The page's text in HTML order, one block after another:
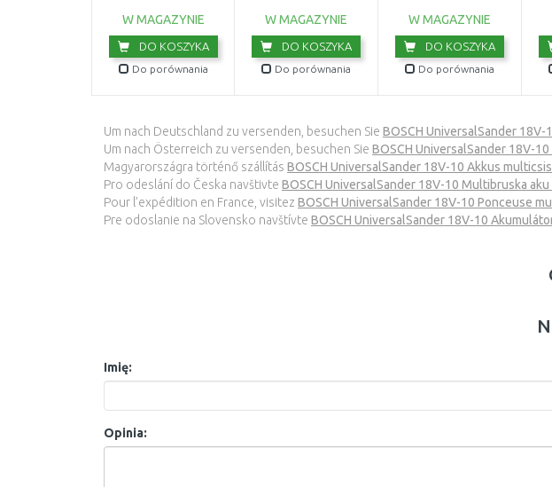
W MAGAZYNIE
DO KOSZYKA
Do porównania
W MAGAZYNIE
DO KOSZYKA
Do porównania
W MAGAZYNIE
DO KOSZYKA
Do porównania
Um nach Deutschland zu versenden, besuchen Sie BOSCH UniversalSander
Um nach Österreich zu versenden, besuchen Sie BOSCH UniversalSander 18V-
Magyarországra történő szállítás BOSCH UniversalSander 18V-10 Akkus
Pro odeslání do Česka navštivte BOSCH UniversalSander 18V-10 Multibruska
Pour l’expédition en France, visitez BOSCH UniversalSander 18V-10 Ponceuse
Pre odoslanie na Slovensko navštívte BOSCH UniversalSander 18V-10
Imię:
Opinia: